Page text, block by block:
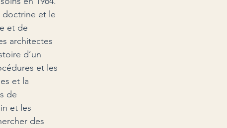
doctrine et le
et de
architectes
d’un
et les
et la
de
et les
des